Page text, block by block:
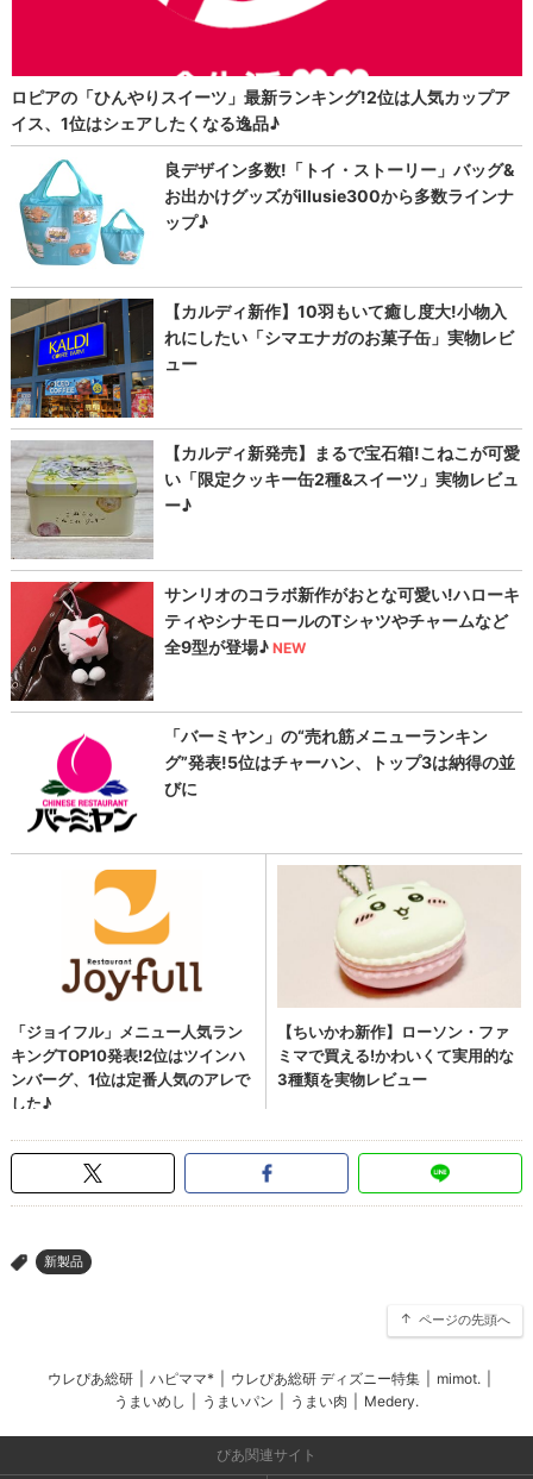
> 新製品
ページの先頭へ
ウレぴあ総研 ハピママ* ウレぴあ総研 ディズニー特集 mimot.
うまいめし
うまいパン うまい肉 Medery.
ぴあ関連サイト